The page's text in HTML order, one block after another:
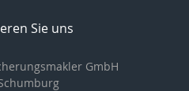
Sie uns
GmbH